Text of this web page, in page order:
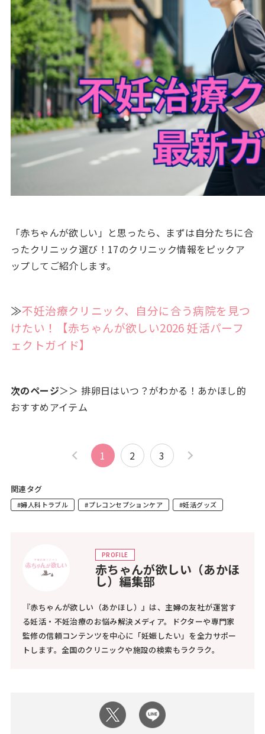
「赤ちゃんが欲しい」と思ったら、まずは自分たちに合
ったクリニック選び！17のクリニック情報をピックア
ップしてご紹介します。
≫不妊治療クリニック、自分に合う病院を見つ
けたい！【赤ちゃんが欲しい2026 妊活パーフ
ェクトガイド】
次のページ＞＞ 排卵日はいつ？がわかる！あかほし的
おすすめアイテム
1 2 3
関連タグ
#婦人科トラブル #プレコンセプションケア #妊活グッズ
PROFILE
赤ちゃんが欲しい（あかほ
し）編集部
『赤ちゃんが欲しい（あかほし）』は、主婦の友社が運営す
る妊活・不妊治療のお悩み解決メディア。ドクターや専門家
監修の信頼コンテンツを中心に「妊娠したい」を全力サポー
トします。全国のクリニックや施設の検索もラクラク。